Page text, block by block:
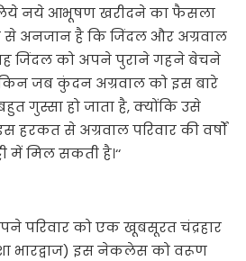
नये आभूषण खरीदने का फैसला
से अनजान है कि जिंदल और अग्रवाल
जिंदल को अपने पुराने गहने बेचने
जब कुंदन अग्रवाल को इस बारे
गुस्सा हो जाता है, क्योंकि उसे
हरकत से अग्रवाल परिवार की वर्षों
में मिल सकती है।‘‘
परिवार को एक खूबसूरत चंद्रहार
भारद्वाज) इस नेकलेस को वरूण